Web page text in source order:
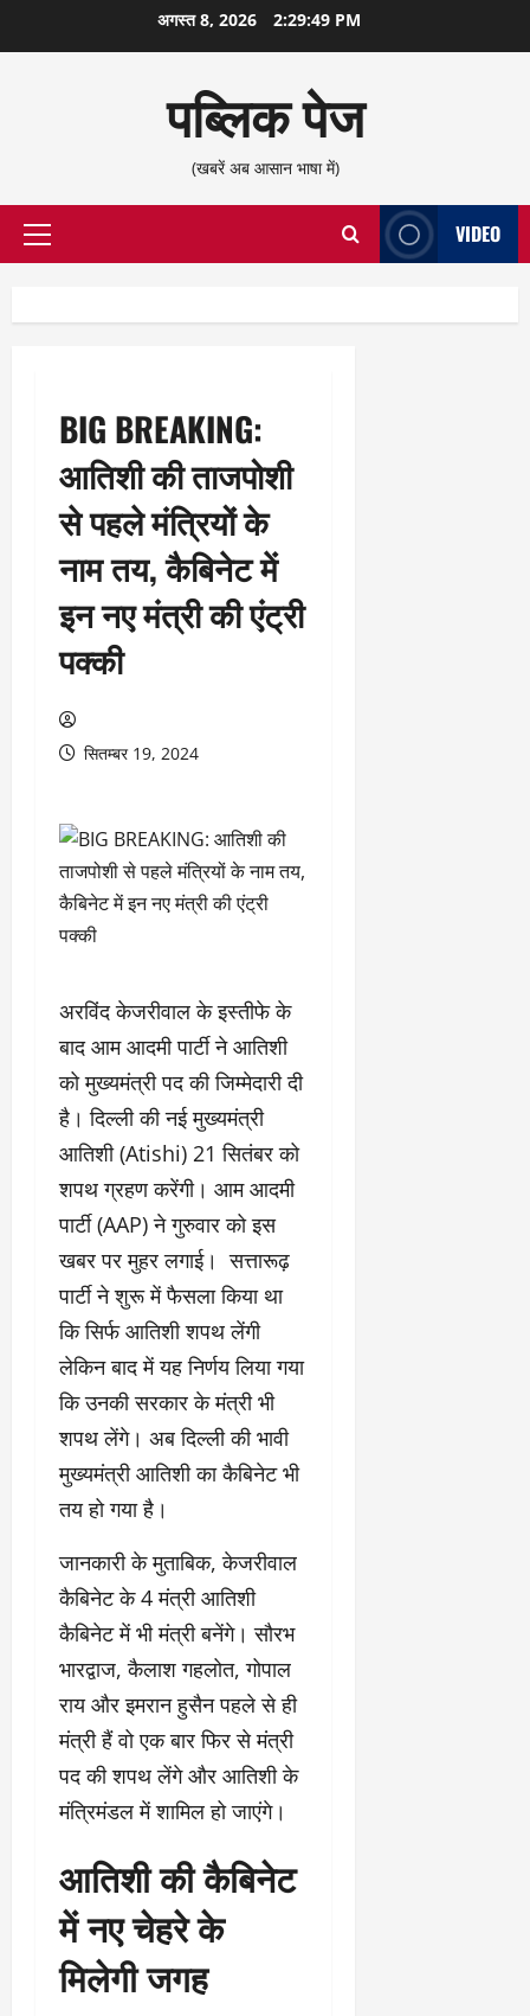
सामग्री
अगस्त 8, 2026 2:29:50 PM
पब्लिक पेज
(खबरें अब आसान भाषा में)
प्राथमिक
VIDEO
BIG BREAKING:
आतिशी की ताजपोशी
से पहले मंत्रियों के
नाम तय, कैबिनेट में
इन नए मंत्री की एंट्री
पक्की
सितम्बर 19, 2024
अरविंद केजरीवाल के इस्तीफे के
बाद आम आदमी पार्टी ने आतिशी
को मुख्यमंत्री पद की जिम्मेदारी दी
है। दिल्ली की नई मुख्यमंत्री
आतिशी (Atishi) 21 सितंबर को
शपथ ग्रहण करेंगी। आम आदमी
पार्टी (AAP) ने गुरुवार को इस
खबर पर मुहर लगाई। सत्तारूढ़
पार्टी ने शुरू में फैसला किया था
कि सिर्फ आतिशी शपथ लेंगी
लेकिन बाद में यह निर्णय लिया गया
कि उनकी सरकार के मंत्री भी
शपथ लेंगे। अब दिल्ली की भावी
मुख्यमंत्री आतिशी का कैबिनेट भी
तय हो गया है।
जानकारी के मुताबिक, केजरीवाल
कैबिनेट के 4 मंत्री आतिशी
कैबिनेट में भी मंत्री बनेंगे। सौरभ
भारद्वाज, कैलाश गहलोत, गोपाल
राय और इमरान हुसैन पहले से ही
मंत्री हैं वो एक बार फिर से मंत्री
पद की शपथ लेंगे और आतिशी के
मंत्रिमंडल में शामिल हो जाएंगे।
आतिशी की कैबिनेट
में नए चेहरे के
मिलेगी जगह